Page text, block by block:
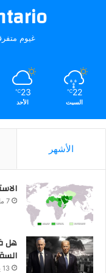
غيوم
22
℃
السبت
23
℃
الأحد
الأشهر
7 مايو، 2024
هل
13 يونيو، 2024